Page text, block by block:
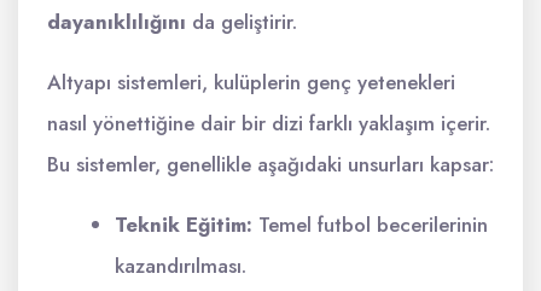
dayanıklılığını da geliştirir.
Altyapı sistemleri, kulüplerin genç yetenekleri
nasıl yönettiğine dair bir dizi farklı yaklaşım içerir.
Bu sistemler, genellikle aşağıdaki unsurları kapsar:
Teknik Eğitim: Temel futbol becerilerinin
kazandırılması.